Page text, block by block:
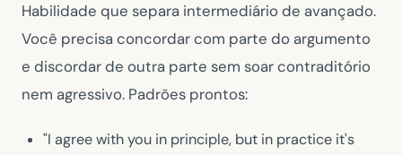
Habilidade que separa intermediário de avançado.
Você precisa concordar com parte do argumento
e discordar de outra parte sem soar contraditório
nem agressivo. Padrões prontos:
"I agree with you in principle, but in practice it's